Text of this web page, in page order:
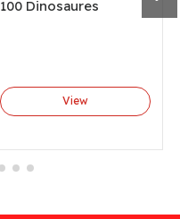
100 Dinosaures
View